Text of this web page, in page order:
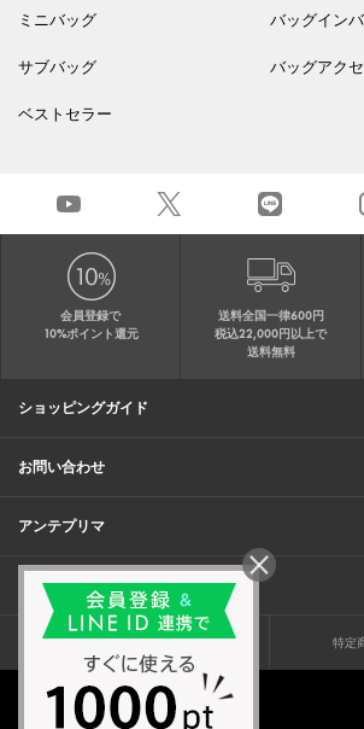
ミニバッグ バッグイン
サブバッグ バッグアク
ベストセラー
会員登録で
10%ポイント還元
送料全国一律600円
税込22,000円以上で
送料無料
ショッピングガイド
会員特典
ご購入・配送について
返品について
ギフト包装
FAQ
サイトマップ
お問い合わせ
メールでのお問い合わせ
お修理についてのお問い合わせ
0120-03-6961
（平日10：30～17：00）
※毎週火曜日はお電話窓口の営業
お休みさせていただきます
アンテプリマ
ブランドサイト
ショップリスト
ワイヤーバッグについて
特集
オンラインストアニュース
コーポレート
企業情報
採用情報プライバシーポリシー 特定
© anteprima ltd. all rights reserved.